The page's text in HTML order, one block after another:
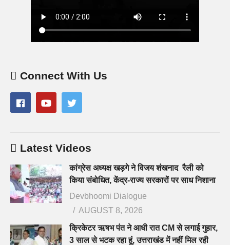
Connect With Us
Latest Videos
कांग्रेस अध्यक्ष खड़गे ने विजय शंखनाद रैली को
किया संबोधित, केंद्र-राज्य सरकारों पर साध निशाना
Devbhoomi Dialogue
AUGUST 8, 2026
क्रिकेटर ऋषभ पंत ने आधी रात CM से लगाई गुहार,
3 साल से भटक रहा हूं, उत्तराखंड में नहीं मिल रही